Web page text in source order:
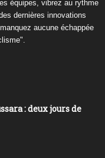
équipes, vibrez au rythme
dernières innovations
aucune échappée
: deux jours de